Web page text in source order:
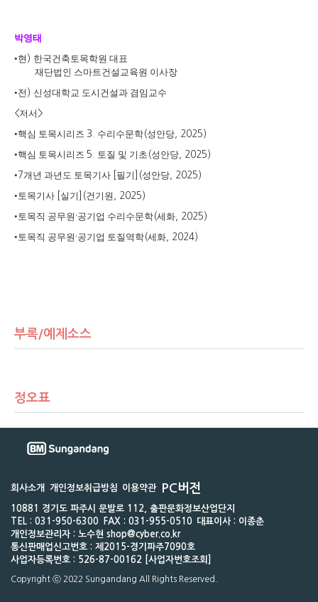
박영태
•현 ) 한국건축토목학원 대표
재단법인 스마트건설교육원 이사장
•전 ) 신성대학교 도시건설과 겸임교수
<저서 >
•핵심 토목시리즈 3. 수리수문학(성안당 , 2025)
•핵심 토목시리즈 5. 토질 및 기초 (성안당 , 2025)
• 7개년 과년도 토목기사 필기 ](성안당 , 2025)
• 토목기사 실기 ](건기원 , 2025)
• 토목직 공무원 ·공기업 수리수문학(세화 , 2025)
• 토목직 공무원 ·공기업 토질역학(세화 , 2024)
부록/예제소스
정오표
회사소개 개인정보취급방침 이용약관 PC버전
10881 경기도 파주시 문발로 112, 출판문화정보산업단지
TEL : 031-950-6300
FAX : 031-955-0510
대표이사 : 이종춘
개인정보관리자 : 노수현 shop@cyber.co.kr
통신판매업신고번호 : 제2015-경기파주7090호
사업자등록번호 : 526-87-00162 [사업자번호조회]
Copyright ⓒ 2022 Sungandang All Rights Reserved.